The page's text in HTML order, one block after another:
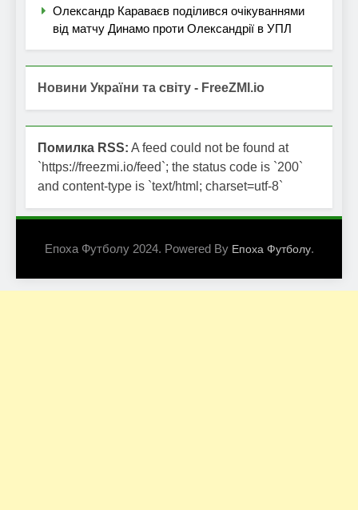
Олександр Караваєв поділився очікуваннями
від матчу Динамо проти Олександрії в УПЛ
Новини України та світу - FreeZMI.io
Помилка RSS: A feed could not be found at
`https://freezmi.io/feed`; the status code is `200`
and content-type is `text/html; charset=utf-8`
Епоха Футболу 2024. Powered By Епоха Футболу.